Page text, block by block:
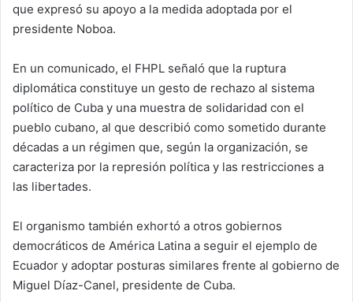
que expresó su apoyo a la medida adoptada por el
presidente Noboa.
En un comunicado, el FHPL señaló que la ruptura
diplomática constituye un gesto de rechazo al sistema
político de Cuba y una muestra de solidaridad con el
pueblo cubano, al que describió como sometido durante
décadas a un régimen que, según la organización, se
caracteriza por la represión política y las restricciones a
las libertades.
El organismo también exhortó a otros gobiernos
democráticos de América Latina a seguir el ejemplo de
Ecuador y adoptar posturas similares frente al gobierno de
Miguel Díaz-Canel, presidente de Cuba.